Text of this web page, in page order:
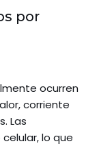
por
ocurren
corriente
Las
lo que